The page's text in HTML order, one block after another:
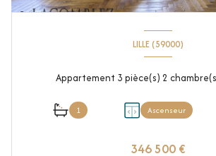
LILLE (59000)
1 Ascenseur
346 500 €